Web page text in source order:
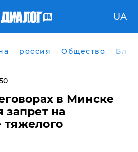
UA
россия Общество
в Минске
запрет на